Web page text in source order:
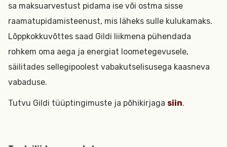
sa maksuarvestust pidama ise või ostma sisse
raamatupidamisteenust, mis läheks sulle kulukamaks.
Lõppkokkuvõttes saad Gildi liikmena pühendada
rohkem oma aega ja energiat loometegevusele,
säilitades sellegipoolest vabakutselisusega kaasneva
vabaduse.
Tutvu Gildi tüüptingimuste ja põhikirjaga siin.